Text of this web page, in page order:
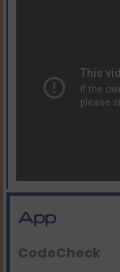
App
CodeCheck